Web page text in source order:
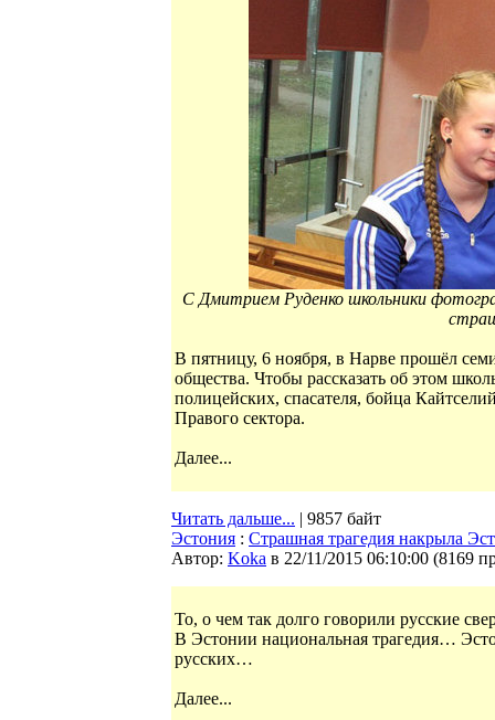
С Дмитрием Руденко школьники
В пятницу, 6 ноября, в Нарве прошёл
общества. Чтобы рассказать об этом
полицейских, спасателя, бойца
Правого сектора.
Далее...
Читать дальше... | 9857 байт
Эстония : Страшная трагедия накрыла
Автор: Koka в 22/11/2015 06:10:00 (8169
То, о чем так долго говорили русские
В Эстонии национальная трагедия…
русских…
Далее...